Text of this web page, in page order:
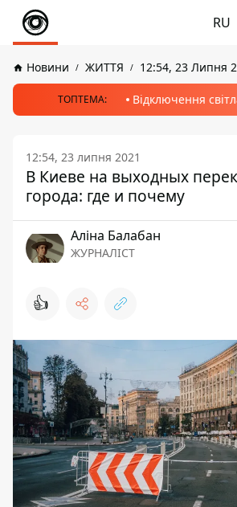
RU
Новини ЖИТТЯ 12:54, 23 Липня
ТОПТЕМА: Відключення
12:54, 23 липня 2021
В Киеве на выходных
города: где и почему
Аліна Балабан
ЖУРНАЛІСТ
👍